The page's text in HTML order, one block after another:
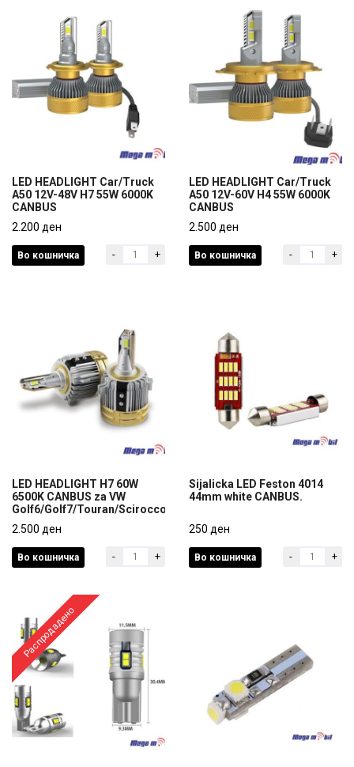
LED HEADLIGHT Car/Truck
A50 12V-48V H7 55W 6000K
2.200 ден
LED HEADLIGHT Car/Truck
A50 12V-48V H7 55W 6000K
CANBUS
2.200 ден
Во кошничка - +
LED HEADLIGHT Car/Truck
A50 12V-60V H4 55W 6000K
2.500 ден
LED HEADLIGHT Car/Truck
A50 12V-60V H4 55W 6000K
CANBUS
2.500 ден
Во кошничка - +
LED HEADLIGHT H7 60W
6500K CANBUS za VW
2.500 ден
LED HEADLIGHT H7 60W
6500K CANBUS za VW
Golf6/Golf7/Touran/Scirocco
2.500 ден
Во кошничка - +
44mm white CANBUS.
250 ден
Sijalicka LED Feston 4014
44mm white CANBUS.
250 ден
Во кошничка - +
Распродадено